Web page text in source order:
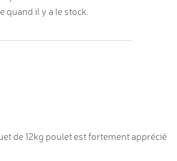
quand il y a le stock.
de 12kg poulet est fortement apprécié